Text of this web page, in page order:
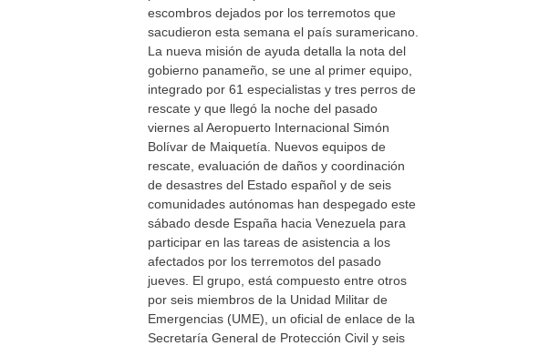
escombros dejados por los terremotos que
sacudieron esta semana el país suramericano.
La nueva misión de ayuda detalla la nota del
gobierno panameño, se une al primer equipo,
integrado por 61 especialistas y tres perros de
rescate y que llegó la noche del pasado
viernes al Aeropuerto Internacional Simón
Bolívar de Maiquetía. Nuevos equipos de
rescate, evaluación de daños y coordinación
de desastres del Estado español y de seis
comunidades autónomas han despegado este
sábado desde España hacia Venezuela para
participar en las tareas de asistencia a los
afectados por los terremotos del pasado
jueves. El grupo, está compuesto entre otros
por seis miembros de la Unidad Militar de
Emergencias (UME), un oficial de enlace de la
Secretaría General de Protección Civil y seis